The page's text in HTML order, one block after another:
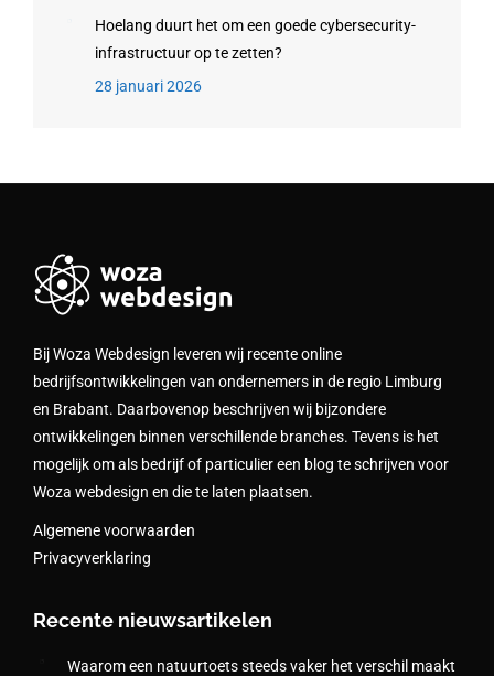
Hoelang duurt het om een goede cybersecurity-
infrastructuur op te zetten?
28 januari 2026
Bij Woza Webdesign leveren wij recente online
bedrijfsontwikkelingen van ondernemers in de regio Limburg
en Brabant. Daarbovenop beschrijven wij bijzondere
ontwikkelingen binnen verschillende branches. Tevens is het
mogelijk om als bedrijf of particulier een blog te schrijven voor
Woza webdesign en die te laten plaatsen.
Algemene voorwaarden
Privacyverklaring
Recente nieuwsartikelen
Waarom een natuurtoets steeds vaker het verschil maakt